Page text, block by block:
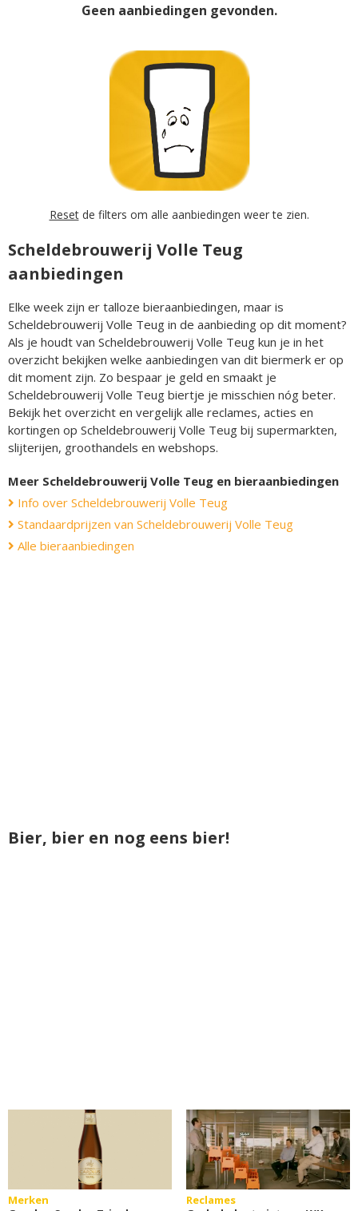
Geen aanbiedingen gevonden.
Resetde filters om alle aanbiedingen weer te zien.
Scheldebrouwerij Volle Teug
aanbiedingen
Elke week zijn er talloze bieraanbiedingen, maar is
Scheldebrouwerij Volle Teug in de aanbieding op dit moment?
Als je houdt van Scheldebrouwerij Volle Teug kun je in het
overzicht bekijken welke aanbiedingen van dit biermerk er op
dit moment zijn. Zo bespaar je geld en smaakt je
Scheldebrouwerij Volle Teug biertje je misschien nóg beter.
Bekijk het overzicht en vergelijk alle reclames, acties en
kortingen op Scheldebrouwerij Volle Teug bij supermarkten,
slijterijen, groothandels en webshops.
Meer Scheldebrouwerij Volle Teug en bieraanbiedingen
Info over Scheldebrouwerij Volle Teug
Standaardprijzen van Scheldebrouwerij Volle Teug
Alle bieraanbiedingen
Bier, bier en nog eens bier!
Merken
Reclames